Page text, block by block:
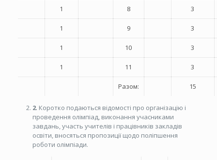
1 8 3
1 9 3
1 10 3
1 11 3
Разом: 15
2. Коротко подаються відомості про організацію і
проведення олімпіад, виконання учасниками
завдань, участь учителів і працівників закладів
освіти, вносяться пропозиції щодо поліпшення
роботи олімпіади.